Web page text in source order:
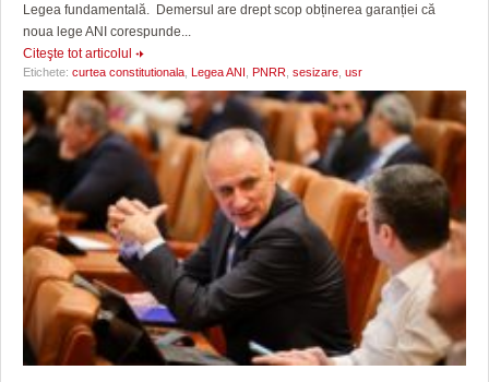
Legea fundamentală. Demersul are drept scop obținerea garanției că
noua lege ANI corespunde...
Citeşte tot articolul
Etichete: curtea constitutionala Legea ANI PNRR sesizare usr